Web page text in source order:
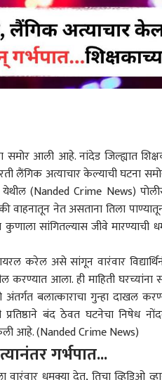
आली आहे. नांदेड जिल्ह्यात
लैंगिक अत्याचार केल्याची घटना
(Nanded Crime News)
वाहनातून नेत असताना तिला
सांगितल्यास जीवे मारण्याची
करेल असे सांगून वारंवार
करण्यात आला. ही माहिती
अंतर्गत बलात्काराचा गुन्हा दाखल
प्रतिष्ठाने बंद ठेवत घटनेचा निषेध
आहे. (Nanded Crime News)
गर्भपात...